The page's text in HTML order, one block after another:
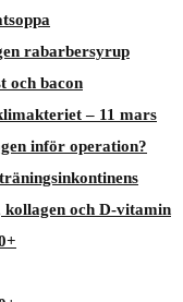
rabarbersyrup
och bacon
– 11 mars
inför operation?
kollagen och D-vitamin